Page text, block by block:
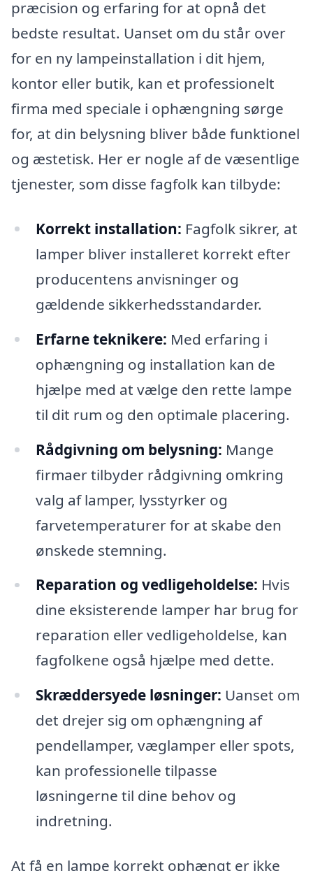
præcision og erfaring for at opnå det
bedste resultat. Uanset om du står over
for en ny lampeinstallation i dit hjem,
kontor eller butik, kan et professionelt
firma med speciale i ophængning sørge
for, at din belysning bliver både funktionel
og æstetisk. Her er nogle af de væsentlige
tjenester, som disse fagfolk kan tilbyde:
Korrekt installation: Fagfolk sikrer, at
lamper bliver installeret korrekt efter
producentens anvisninger og
gældende sikkerhedsstandarder.
Erfarne teknikere: Med erfaring i
ophængning og installation kan de
hjælpe med at vælge den rette lampe
til dit rum og den optimale placering.
Rådgivning om belysning: Mange
firmaer tilbyder rådgivning omkring
valg af lamper, lysstyrker og
farvetemperaturer for at skabe den
ønskede stemning.
Reparation og vedligeholdelse: Hvis
dine eksisterende lamper har brug for
reparation eller vedligeholdelse, kan
fagfolkene også hjælpe med dette.
Skræddersyede løsninger: Uanset om
det drejer sig om ophængning af
pendellamper, væglamper eller spots,
kan professionelle tilpasse
løsningerne til dine behov og
indretning.
At få en lampe korrekt ophængt er ikke